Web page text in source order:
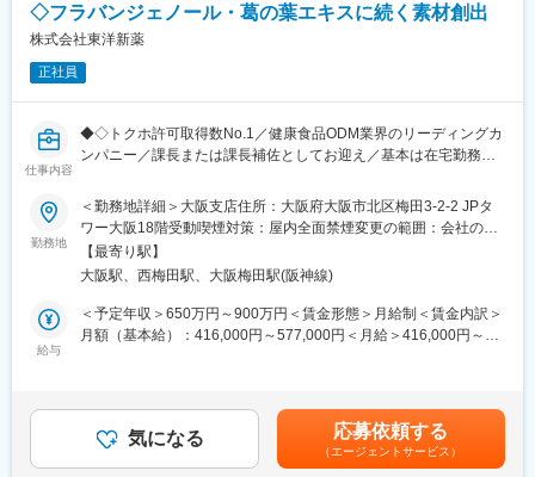
村上市のイチゴ農家のもとで、雪国ならではのイチゴ栽培技術や
ノウハウを実践的に学んでいただきます。
・スタッフ管理／労務管理／教育
・生産物の品質管理／出荷調整
イチゴ栽培における技術的な知識だけでなく、マネジメント能力
を活かし、チームを牽引していただくことを期待しています。
※農業法人を新規設立する可能性もございます
当社は1947年の創業以来、プラント建設事業の「意義」と「使
命」を自覚し、積極進取の精神のもと、国内外の火力・原子力発
の繁栄に貢献すると共に、社業の発展にも最善の努力を尽くして
いきます。
◇フラバンジェノール・葛の葉エキスに続く素材創出
株式会社東洋新薬
正社員
仕事内容
◆◇トクホ許可取得数No.1／健康食品ODM業界のリーディングカ
ンパニー／課長または課長補佐としてお迎え／基本は在宅勤務
■業務概要
当社はトクホ・機能性表示食品のトップランナーとして、日々独
自の機能性素材の研究開発を進めています。
当求人では、研究開発部 開発課の一員として、新たな機能性の探
索・開発・実用化推進をご担当いただきます。
当社独自のトクホ・機能性表示食品として上市するまでの一連の
流れを、プロジェクトマネージャーのような立ち位置で推進して
です。
勤務地
＜勤務地詳細＞大阪支店住所：大阪府大阪市北区梅田3-2-2 JPタ
ワー大阪18階受動喫煙対策：屋内全面禁煙変更の範囲：会社の定
める事業所（リモートワーク含む）
【最寄り駅】
大阪駅、西梅田駅、大阪梅田駅(阪神線)
給与
＜予定年収＞650万円～900万円＜賃金形態＞月給制＜賃金内訳＞
月額（基本給）：416,000円～577,000円＜月給＞416,000円～
気になる 応募依頼する
（エージェントサービス）